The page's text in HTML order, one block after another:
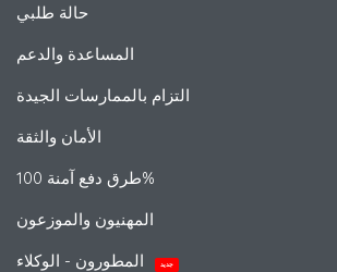
حالة طلبي
المساعدة والدعم
التزام بالممارسات الجيدة
الأمان والثقة
طرق دفع آمنة 100%
المهنيون والموزعون
جديد